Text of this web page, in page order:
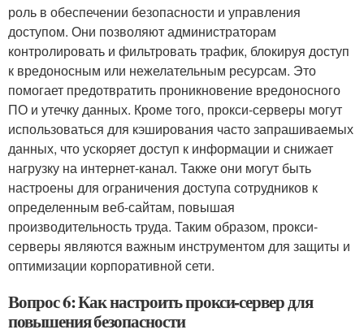
роль в обеспечении безопасности и управления
доступом. Они позволяют администраторам
контролировать и фильтровать трафик, блокируя доступ
к вредоносным или нежелательным ресурсам. Это
помогает предотвратить проникновение вредоносного
ПО и утечку данных. Кроме того, прокси-серверы могут
использоваться для кэширования часто запрашиваемых
данных, что ускоряет доступ к информации и снижает
нагрузку на интернет-канал. Также они могут быть
настроены для ограничения доступа сотрудников к
определенным веб-сайтам, повышая
производительность труда. Таким образом, прокси-
серверы являются важным инструментом для защиты и
оптимизации корпоративной сети.
Вопрос 6: Как настроить прокси-сервер для
повышения безопасности